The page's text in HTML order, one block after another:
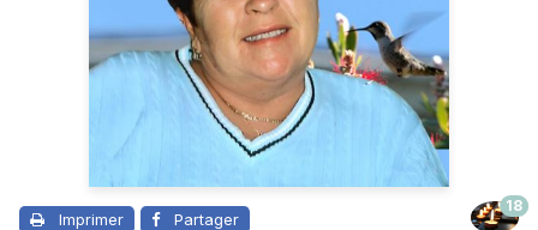
Imprimer Partager
18